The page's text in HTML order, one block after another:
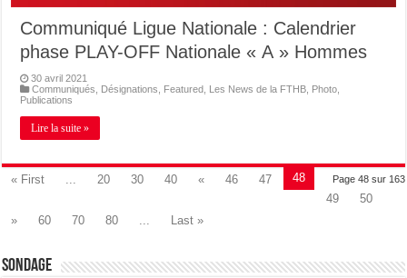
Communiqué Ligue Nationale : Calendrier
phase PLAY-OFF Nationale « A » Hommes
30 avril 2021
Communiqués
Désignations Featured Les News de la FTHB Photo
Publications
Lire la suite »
Page 48 sur 163
« First ... 20 30 40 « 46 47
48
49
50
»
60 70 80 ... Last »
Sondage